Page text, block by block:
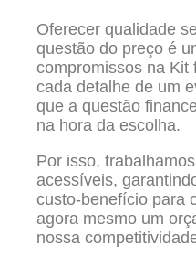
Oferecer qualidade
questão do preço é
compromissos na Kit
cada detalhe de um
que a questão
na hora da escolha.
Por isso,
acessíveis,
custo-benefício para
agora mesmo um
nossa